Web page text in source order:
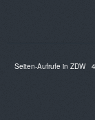
Seiten-Aufrufe in ZDW